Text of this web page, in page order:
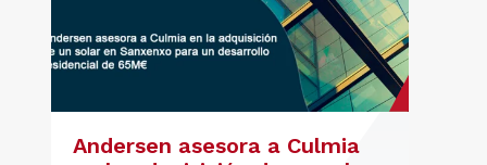
Andersen asesora a Culmia